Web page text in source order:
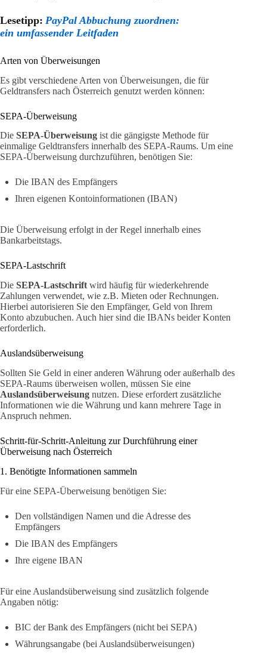
Lesetipp: PayPal Abbuchung zuordnen:
ein umfassender Leitfaden
Arten von Überweisungen
Es gibt verschiedene Arten von Überweisungen, die für
Geldtransfers nach Österreich genutzt werden können:
SEPA-Überweisung
Die SEPA-Überweisung ist die gängigste Methode für
einmalige Geldtransfers innerhalb des SEPA-Raums. Um eine
SEPA-Überweisung durchzuführen, benötigen Sie:
Die IBAN des Empfängers
Ihren eigenen Kontoinformationen (IBAN)
Die Überweisung erfolgt in der Regel innerhalb eines
Bankarbeitstags.
SEPA-Lastschrift
Die SEPA-Lastschrift wird häufig für wiederkehrende
Zahlungen verwendet, wie z.B. Mieten oder Rechnungen.
Hierbei autorisieren Sie den Empfänger, Geld von Ihrem
Konto abzubuchen. Auch hier sind die IBANs beider Konten
erforderlich.
Auslandsüberweisung
Sollten Sie Geld in einer anderen Währung oder außerhalb des
SEPA-Raums überweisen wollen, müssen Sie eine
Auslandsüberweisung nutzen. Diese erfordert zusätzliche
Informationen wie die Währung und kann mehrere Tage in
Anspruch nehmen.
Schritt-für-Schritt-Anleitung zur Durchführung einer
Überweisung nach Österreich
1. Benötigte Informationen sammeln
Für eine SEPA-Überweisung benötigen Sie:
Den vollständigen Namen und die Adresse des
Empfängers
Die IBAN des Empfängers
Ihre eigene IBAN
Für eine Auslandsüberweisung sind zusätzlich folgende
Angaben nötig:
BIC der Bank des Empfängers (nicht bei SEPA)
Währungsangabe (bei Auslandsüberweisungen)